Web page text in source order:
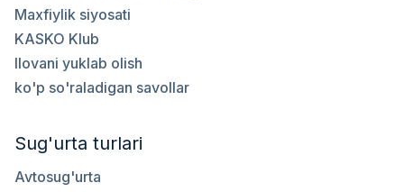
Maxfiylik siyosati
KASKO Klub
Ilovani yuklab olish
ko'p so'raladigan savollar
Sug'urta turlari
Avtosug'urta